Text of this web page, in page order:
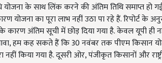
योजना के साथ लिंक करने की अंतिम तिथि समाप्त हो
का पूरा लाभ नहीं उठा पा रहे हैं. रिपोर्ट के
अंतिम सूची में छोड़ दिया गया है. केवल यूपी ही
हम कह सकते हैं कि 30 नवंबर तक पीएम किसान
किया गया है. दूसरी ओर, पंजीकृत किसानों और